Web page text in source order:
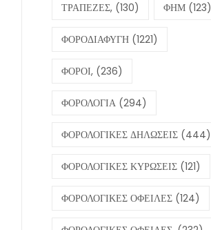
ΤΡΑΠΕΖΕΣ, (130) ΦΗΜ (123)
ΦΟΡΟΔΙΑΦΥΓΗ (1221)
ΦΟΡΟΙ, (236)
ΦΟΡΟΛΟΓΙΑ (294)
ΦΟΡΟΛΟΓΙΚΕΣ ΔΗΛΩΣΕΙΣ (444)
ΦΟΡΟΛΟΓΙΚΕΣ ΚΥΡΩΣΕΙΣ (121)
ΦΟΡΟΛΟΓΙΚΕΣ ΟΦΕΙΛΕΣ (124)